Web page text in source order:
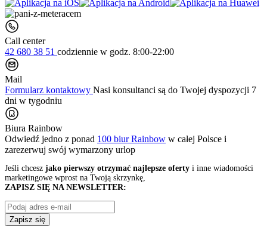
Call center
42 680 38 51 codziennie w godz. 8:00-22:00
Mail
Formularz kontaktowy Nasi konsultanci są do Twojej dyspozycji 7
dni w tygodniu
Biura Rainbow
Odwiedź jedno z ponad 100 biur Rainbow w całej Polsce i
zarezerwuj swój wymarzony urlop
Jeśli chcesz jako pierwszy otrzymać najlepsze oferty i inne wiadomości
marketingowe wprost na Twoją skrzynkę,
ZAPISZ SIĘ NA NEWSLETTER:
Zapisz się